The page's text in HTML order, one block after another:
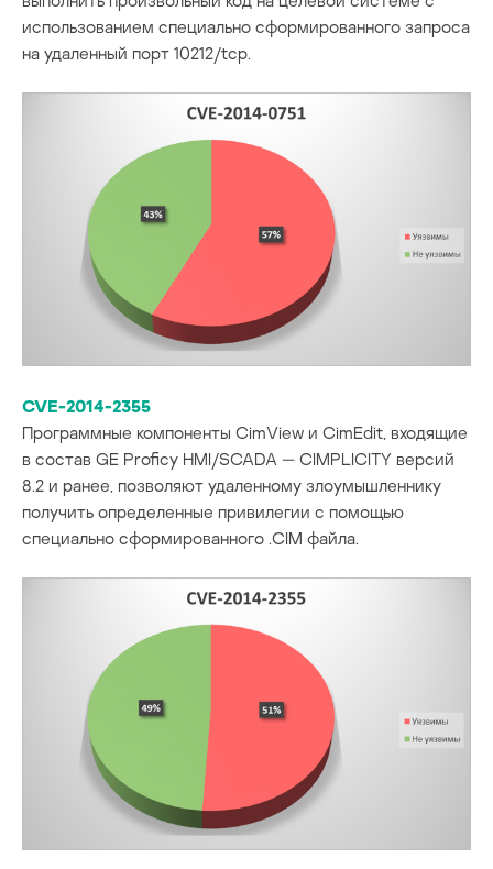
использованием специально сформированного запроса
на удаленный порт 10212/tcp.
CVE-2014-2355
Программные компоненты CimView и CimEdit, входящие
в состав GE Proficy HMI/SCADA — CIMPLICITY версий
8.2 и ранее, позволяют удаленному злоумышленнику
получить определенные привилегии с помощью
специально сформированного .CIM файла.